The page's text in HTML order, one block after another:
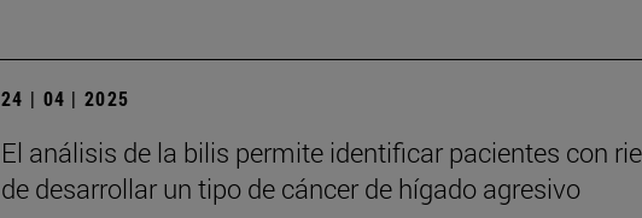
24 | 04 | 2025
El análisis de la bilis permite identificar pacientes con
de desarrollar un tipo de cáncer de hígado agresivo